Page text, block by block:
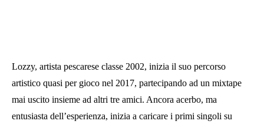
Lozzy, artista pescarese classe 2002, inizia il suo percorso
artistico quasi per gioco nel 2017, partecipando ad un mixtape
mai uscito insieme ad altri tre amici. Ancora acerbo, ma
entusiasta dell’esperienza, inizia a caricare i primi singoli su